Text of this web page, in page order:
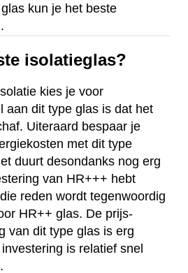
kun je het beste
isolatieglas?
kies je voor
aan dit type glas is dat het
Uiteraard bespaar je
met dit type
duurt desondanks nog erg
van HR+++ hebt
reden wordt tegenwoordig
HR++ glas. De prijs-
van dit type glas is erg
is relatief snel